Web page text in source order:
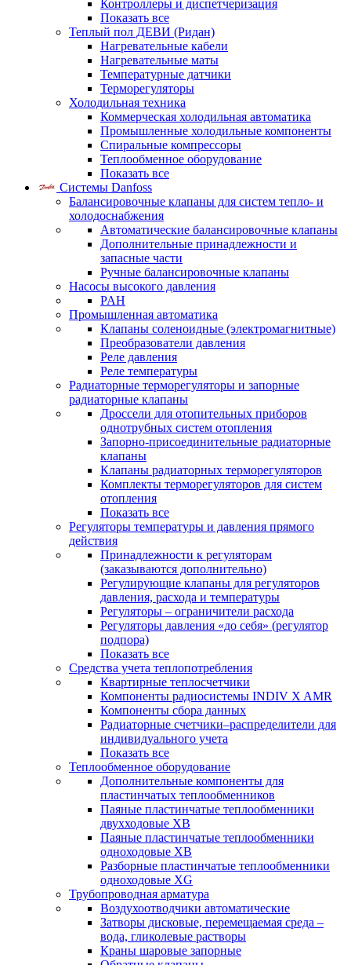
Контроллеры и диспетчеризация
Показать все
Теплый пол ДЕВИ (Ридан)
Нагревательные кабели
Нагревательные маты
Температурные датчики
Терморегуляторы
Холодильная техника
Коммерческая холодильная автоматика
Промышленные холодильные компоненты
Спиральные компрессоры
Теплообменное оборудование
Показать все
Системы Danfoss
Балансировочные клапаны для систем тепло- и
холодоснабжения
Автоматические балансировочные клапаны
Дополнительные принадлежности и
запасные части
Ручные балансировочные клапаны
Насосы высокого давления
PAH
Промышленная автоматика
Клапаны соленоидные (электромагнитные)
Преобразователи давления
Реле давления
Реле температуры
Радиаторные терморегуляторы и запорные
радиаторные клапаны
Дроссели для отопительных приборов
однотрубных систем отопления
Запорно-присоединительные радиаторные
клапаны
Клапаны радиаторных терморегуляторов
Комплекты терморегуляторов для систем
отопления
Показать все
Регуляторы температуры и давления прямого
действия
Принадлежности к регуляторам
(заказываются дополнительно)
Регулирующие клапаны для регуляторов
давления, расхода и температуры
Регуляторы – ограничители расхода
Регуляторы давления «до себя» (регулятор
подпора)
Показать все
Средства учета теплопотребления
Квартирные теплосчетчики
Компоненты радиосистемы INDIV X AMR
Компоненты сбора данных
Радиаторные счетчики–распределители для
индивидуального учета
Показать все
Теплообменное оборудование
Дополнительные компоненты для
пластинчатых теплообменников
Паяные пластинчатые теплообменники
двухходовые XB
Паяные пластинчатые теплообменники
одноходовые ХВ
Разборные пластинчатые теплообменники
одноходовые ХG
Трубопроводная арматура
Воздухоотводчики автоматические
Затворы дисковые, перемещаемая среда –
вода, гликолевые растворы
Краны шаровые запорные